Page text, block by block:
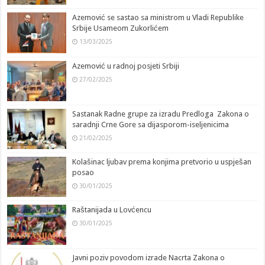
Azemović se sastao sa ministrom u Vladi Republike
Srbije Usameom Zukorlićem
13/03/2025
Azemović u radnoj posjeti Srbiji
27/02/2025
Sastanak Radne grupe za izradu Predloga Zakona o
saradnji Crne Gore sa dijasporom-iseljenicima
21/02/2025
Kolašinac ljubav prema konjima pretvorio u uspješan
posao
30/01/2025
Raštanijada u Lovćencu
30/01/2025
Javni poziv povodom izrade Nacrta Zakona o